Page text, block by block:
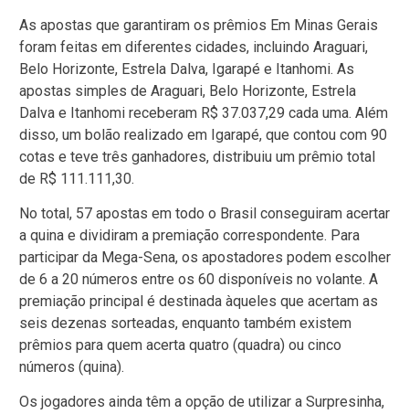
As apostas que garantiram os prêmios Em Minas Gerais
foram feitas em diferentes cidades, incluindo Araguari,
Belo Horizonte, Estrela Dalva, Igarapé e Itanhomi. As
apostas simples de Araguari, Belo Horizonte, Estrela
Dalva e Itanhomi receberam R$ 37.037,29 cada uma. Além
disso, um bolão realizado em Igarapé, que contou com 90
cotas e teve três ganhadores, distribuiu um prêmio total
de R$ 111.111,30.
No total, 57 apostas em todo o Brasil conseguiram acertar
a quina e dividiram a premiação correspondente. Para
participar da Mega-Sena, os apostadores podem escolher
de 6 a 20 números entre os 60 disponíveis no volante. A
premiação principal é destinada àqueles que acertam as
seis dezenas sorteadas, enquanto também existem
prêmios para quem acerta quatro (quadra) ou cinco
números (quina).
Os jogadores ainda têm a opção de utilizar a Surpresinha,